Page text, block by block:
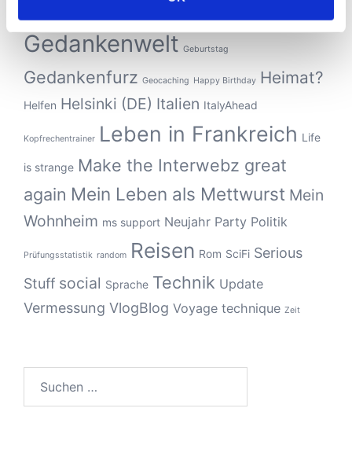
Gedankenwelt Geburtstag
Gedankenfurz Geocaching Happy Birthday Heimat?
Helfen Helsinki (DE) Italien ItalyAhead
Kopfrechentrainer Leben in Frankreich Life
is strange Make the Interwebz great
again Mein Leben als Mettwurst Mein
Wohnheim ms support Neujahr Party Politik
Prüfungsstatistik random Reisen Rom SciFi Serious
Stuff social Sprache Technik Update
Vermessung VlogBlog Voyage technique Zeit